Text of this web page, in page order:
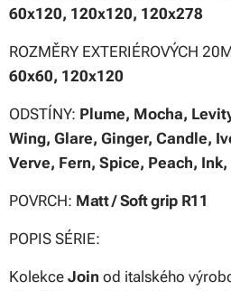
60x120, 120x120, 120x278
ROZMĚRY EXTERIÉROVÝCH
60x60, 120x120
ODSTÍNY: Plume, Mocha,
Wing, Glare, Ginger, Candle,
Verve, Fern, Spice, Peach,
POVRCH: Matt / Soft grip R11
POPIS SÉRIE:
Kolekce Join od italského